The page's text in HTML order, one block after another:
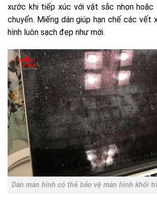
xước khi tiếp xúc với vật sắc nhọn hoặc
chuyển. Miếng dán giúp hạn chế các vết
hình luôn sạch đẹp như mới.
Dán màn hình có thể bảo vệ màn hình khỏi